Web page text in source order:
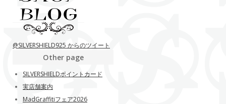
@SILVERSHIELD925 からのツイート
Other page
SILVERSHIELDポイントカード
実店舗案内
MadGraffitiフェア2026